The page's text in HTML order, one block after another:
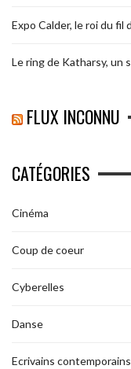
Expo Calder, le roi du fil
Le ring de Katharsy, un
FLUX INCONNU
CATÉGORIES
Cinéma
Coup de coeur
Cyberelles
Danse
Ecrivains contemporains